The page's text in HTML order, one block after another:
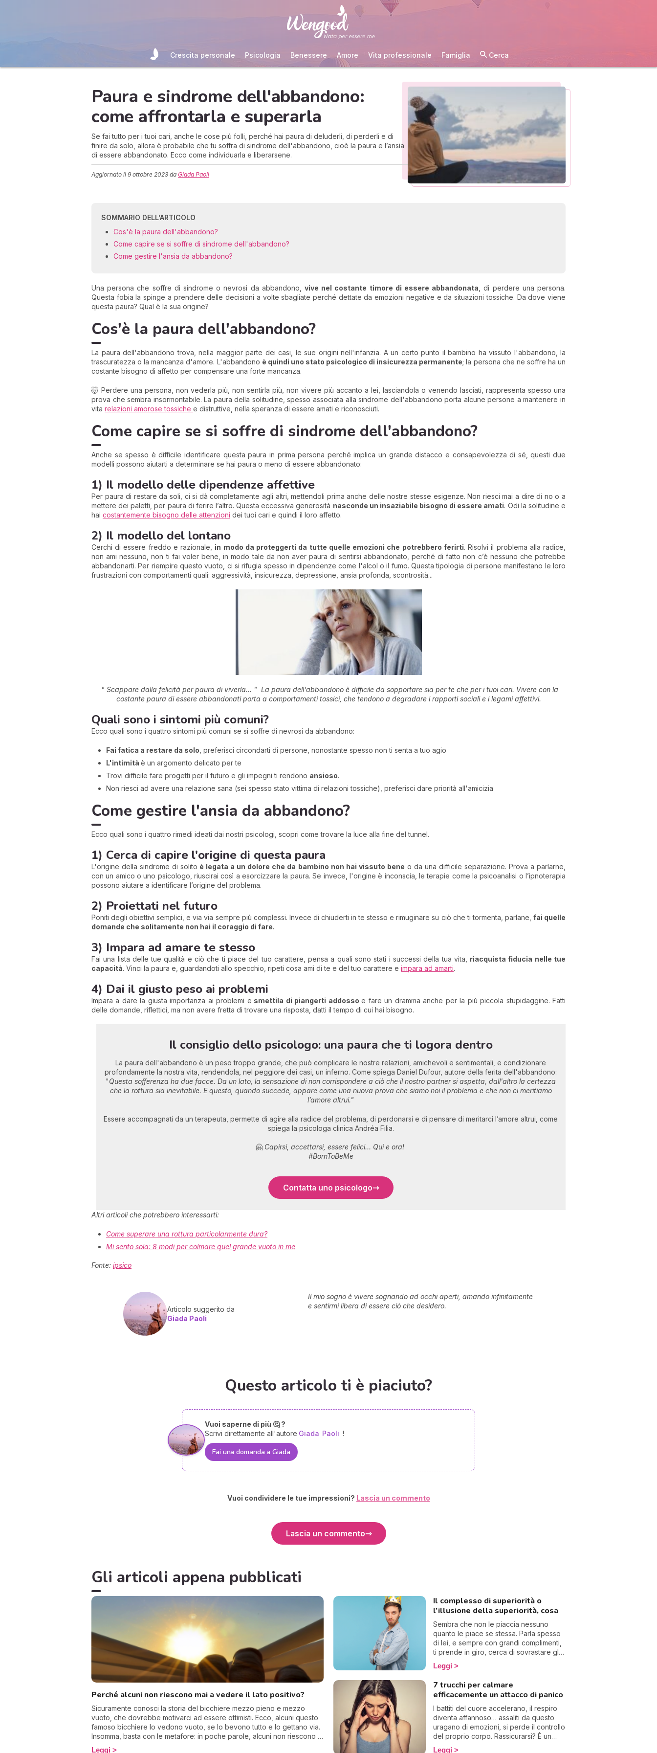
Crescita personale Psicologia Benessere Amore Vita professionale Famiglia Cerca
Paura e sindrome dell'abbandono:
come affrontarla e superarla
Se fai tutto per i tuoi cari, anche le cose più folli, perché hai paura di deluderli, di perderli e di
finire da solo, allora è probabile che tu soffra di sindrome dell'abbandono, cioè la paura e l’ansia
di essere abbandonato. Ecco come individuarla e liberarsene.
Aggiornato il 9 ottobre 2023 da Giada Paoli
SOMMARIO DELL'ARTICOLO
Cos'è la paura dell'abbandono?
Come capire se si soffre di sindrome dell'abbandono?
Come gestire l'ansia da abbandono?
Una persona che soffre di sindrome o nevrosi da abbandono, vive nel costante timore di essere abbandonata , di perdere una persona.
Questa fobia la spinge a prendere delle decisioni a volte sbagliate perché dettate da emozioni negative e da situazioni tossiche. Da dove viene
questa paura? Qual è la sua origine?
Cos'è la paura dell'abbandono?
La paura dell'abbandono trova, nella maggior parte dei casi, le sue origini nell'infanzia. A un certo punto il bambino ha vissuto l'abbandono, la
trascuratezza o la mancanza d'amore. L'abbandono è quindi uno stato psicologico di insicurezza permanente; la persona che ne soffre ha un
costante bisogno di affetto per compensare una forte mancanza.
🤯 Perdere una persona, non vederla più, non sentirla più, non vivere più accanto a lei, lasciandola o venendo lasciati, rappresenta spesso una
prova che sembra insormontabile. La paura della solitudine, spesso associata alla sindrome dell'abbandono porta alcune persone a mantenere in
vita relazioni amorose tossiche e distruttive, nella speranza di essere amati e riconosciuti.
Come capire se si soffre di sindrome dell'abbandono?
Anche se spesso è difficile identificare questa paura in prima persona perché implica un grande distacco e consapevolezza di sé, questi due
modelli possono aiutarti a determinare se hai paura o meno di essere abbandonato:
1) Il modello delle dipendenze affettive
Per paura di restare da soli, ci si dà completamente agli altri, mettendoli prima anche delle nostre stesse esigenze. Non riesci mai a dire di no o a
mettere dei paletti, per paura di ferire l’altro. Questa eccessiva generosità nasconde un insaziabile bisogno di essere amati. Odi la solitudine e
hai costantemente bisogno delle attenzioni dei tuoi cari e quindi il loro affetto.
2) Il modello del lontano
Cerchi di essere freddo e razionale, in modo da proteggerti da tutte quelle emozioni che potrebbero ferirti. Risolvi il problema alla radice,
non ami nessuno, non ti fai voler bene, in modo tale da non aver paura di sentirsi abbandonato, perché di fatto non c’è nessuno che potrebbe
abbandonarti. Per riempire questo vuoto, ci si rifugia spesso in dipendenze come l'alcol o il fumo. Questa tipologia di persone manifestano le loro
frustrazioni con comportamenti quali: aggressività, insicurezza, depressione, ansia profonda, scontrosità...
" Scappare dalla felicità per paura di viverla... " La paura dell'abbandono è difficile da sopportare sia per te che per i tuoi cari. Vivere con la
costante paura di essere abbandonati porta a comportamenti tossici, che tendono a degradare i rapporti sociali e i legami affettivi.
Quali sono i sintomi più comuni?
Ecco quali sono i quattro sintomi più comuni se si soffre di nevrosi da abbandono:
Fai fatica a restare da solo , preferisci circondarti di persone, nonostante spesso non ti senta a tuo agio
L'intimità è un argomento delicato per te
Trovi difficile fare progetti per il futuro e gli impegni ti rendono ansioso.
Non riesci ad avere una relazione sana (sei spesso stato vittima di relazioni tossiche), preferisci dare priorità all'amicizia
Come gestire l'ansia da abbandono?
Ecco quali sono i quattro rimedi ideati dai nostri psicologi, scopri come trovare la luce alla fine del tunnel.
1) Cerca di capire l'origine di questa paura
L'origine della sindrome di solito è legata a un dolore che da bambino non hai vissuto bene o da una difficile separazione. Prova a parlarne,
con un amico o uno psicologo, riuscirai così a esorcizzare la paura. Se invece, l'origine è inconscia, le terapie come la psicoanalisi o l’ipnoterapia
possono aiutare a identificare l’origine del problema.
2) Proiettati nel futuro
Poniti degli obiettivi semplici, e via via sempre più complessi. Invece di chiuderti in te stesso e rimuginare su ciò che ti tormenta, parlane, fai quelle
domande che solitamente non hai il coraggio di fare.
3) Impara ad amare te stesso
Fai una lista delle tue qualità e ciò che ti piace del tuo carattere, pensa a quali sono stati i successi della tua vita, riacquista fiducia nelle tue
capacità. Vinci la paura e, guardandoti allo specchio, ripeti cosa ami di te e del tuo carattere e impara ad amarti.
4) Dai il giusto peso ai problemi
Impara a dare la giusta importanza ai problemi e smettila di piangerti addossoe fare un dramma anche per la più piccola stupidaggine. Fatti
delle domande, riflettici, ma non avere fretta di trovare una risposta, datti il tempo di cui hai bisogno.
Il consiglio dello psicologo: una paura che ti logora dentro
La paura dell'abbandono è un peso troppo grande, che può complicare le nostre relazioni, amichevoli e sentimentali, e condizionare
profondamente la nostra vita, rendendola, nel peggiore dei casi, un inferno. Come spiega Daniel Dufour, autore della ferita dell'abbandono:
"Questa sofferenza ha due facce. Da un lato, la sensazione di non corrispondere a ciò che il nostro partner si aspetta, dall'altro la certezza
che la rottura sia inevitabile. E questo, quando succede, appare come una nuova prova che siamo noi il problema e che non ci meritiamo
l’amore altrui."
Essere accompagnati da un terapeuta, permette di agire alla radice del problema, di perdonarsi e di pensare di meritarci l’amore altrui, come
spiega la psicologa clinica Andréa Filia.
🤗Capirsi, accettarsi, essere felici... Qui e ora!
#BornToBeMe
Contatta uno psicologo
Altri articoli che potrebbero interessarti:
Come superare una rottura particolarmente dura?
Mi sento sola: 8 modi per colmare quel grande vuoto in me
Fonte: ipsico
Articolo suggerito da
Giada Paoli
Il mio sogno è vivere sognando ad occhi aperti, amando infinitamente
e sentirmi libera di essere ciò che desidero.
Questo articolo ti è piaciuto?
Vuoi saperne di più 🤔 ?
Scrivi direttamente all'autore Giada Paoli !
Fai una domanda a Giada
Vuoi condividere le tue impressioni? Lascia un commento
Lascia un commento
Gli articoli appena pubblicati
Perché alcuni non riescono mai a vedere il lato positivo?
Sicuramente conosci la storia del bicchiere mezzo pieno e mezzo
vuoto, che dovrebbe motivarci ad essere ottimisti. Ecco, alcuni questo
famoso bicchiere lo vedono vuoto, se lo bevono tutto e lo gettano via.
Insomma, basta con le metafore: in poche parole, alcuni non riescono a
pensare positivo.
Leggi
Il complesso di superiorità o
l’illusione della superiorità, cosa
Sembra che non le piaccia nessuno
quanto le piace se stessa. Parla spesso
di lei, e sempre con grandi complimenti,
ti prende in giro, cerca di sovrastare gli
altri, sembra disprezzare tutto e ha un
forte problema di autostima. Benvenuta
superiorità, che nasconde nel 90% un
complesso di inferiorità!
Leggi
7 trucchi per calmare
efficacemente un attacco di panico
I battiti del cuore accelerano, il respiro
diventa affannoso… assaliti da questo
uragano di emozioni, si perde il controllo
del proprio corpo. Rassicurarsi? È un
tentativo vano, perché gli attacchi di
Leggi